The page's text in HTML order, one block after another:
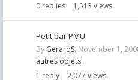
0 replies 1,513 views
Petit bar PMU
By GerardS, November 1,
autres objets.
1 reply 2,077 views